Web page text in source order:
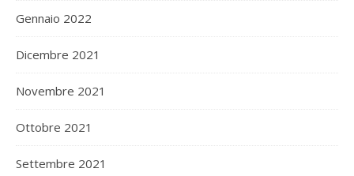
Gennaio 2022
Dicembre 2021
Novembre 2021
Ottobre 2021
Settembre 2021